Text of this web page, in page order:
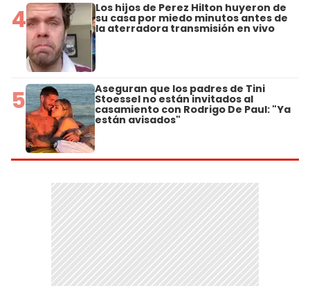
4 Los hijos de Perez Hilton huyeron de
su casa por miedo minutos antes de
la aterradora transmisión en vivo
5 Aseguran que los padres de Tini
Stoessel no están invitados al
casamiento con Rodrigo De Paul: "Ya
están avisados"